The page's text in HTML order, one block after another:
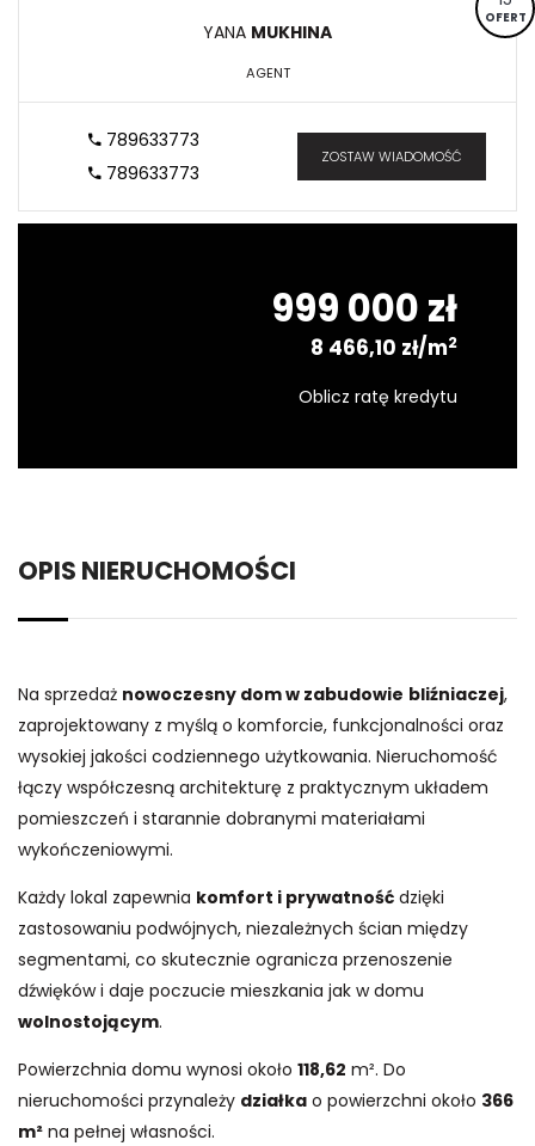
OFERT
YANA MUKHINA
AGENT
789633773
789633773
ZOSTAW WIADOMOŚĆ
999 000 zł
8 466,10 zł/m2
Oblicz ratę kredytu
OPIS NIERUCHOMOŚCI
Na sprzedaż nowoczesny dom w zabudowie bliźniaczej,
zaprojektowany z myślą o komforcie, funkcjonalności oraz
wysokiej jakości codziennego użytkowania. Nieruchomość
łączy współczesną architekturę z praktycznym układem
pomieszczeń i starannie dobranymi materiałami
wykończeniowymi.
Każdy lokal zapewnia komfort i prywatność dzięki
zastosowaniu podwójnych, niezależnych ścian między
segmentami, co skutecznie ogranicza przenoszenie
dźwięków i daje poczucie mieszkania jak w domu
wolnostojącym.
Powierzchnia domu wynosi około 118,62 m². Do
nieruchomości przynależy działka o powierzchni około 366
m² na pełnej własności.